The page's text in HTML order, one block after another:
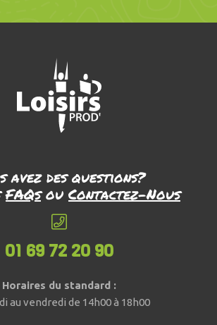
avez des questions?
FAQsou Contactez-Nous
01 69 72 20 90
Horaires du standard :
au vendredi de 14h00 à 18h00